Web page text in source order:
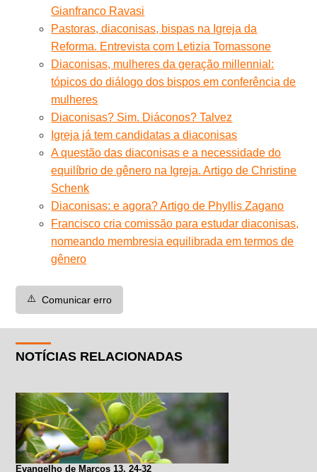
Gianfranco Ravasi
Pastoras, diaconisas, bispas na Igreja da
Reforma. Entrevista com Letizia Tomassone
Diaconisas, mulheres da geração millennial:
tópicos do diálogo dos bispos em conferência de
mulheres
Diaconisas? Sim. Diáconos? Talvez
Igreja já tem candidatas a diaconisas
A questão das diaconisas e a necessidade do
equilíbrio de gênero na Igreja. Artigo de Christine
Schenk
Diaconisas: e agora? Artigo de Phyllis Zagano
Francisco cria comissão para estudar diaconisas,
nomeando membresia equilibrada em termos de
gênero
⚠️ Comunicar erro
NOTÍCIAS RELACIONADAS
Evangelho de Marcos 13, 24-32